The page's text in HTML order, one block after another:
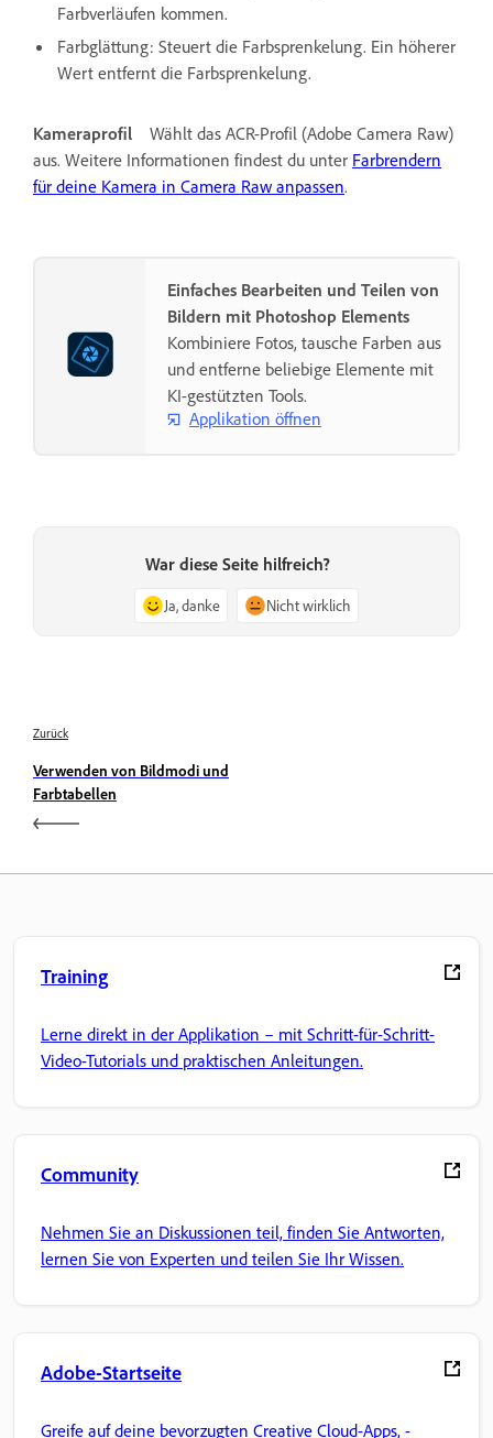
Farbverläufen kommen.
Farbglättung: Steuert die Farbsprenkelung. Ein höherer
Wert entfernt die Farbsprenkelung.
Kameraprofil
Wählt das ACR-Profil (Adobe Camera Raw)
aus. Weitere Informationen findest du unter Farbrendern
für deine Kamera in Camera Raw anpassen.
Einfaches Bearbeiten und Teilen von
Bildern mit Photoshop Elements
Kombiniere Fotos, tausche Farben aus
und entferne beliebige Elemente mit
KI-gestützten Tools.
Applikation öffnen
War diese Seite hilfreich?
Ja, danke Nicht wirklich
Zurück
Verwenden von Bildmodi und
Farbtabellen
Training
Lerne direkt in der Applikation – mit Schritt-für-Schritt-
Video-Tutorials und praktischen Anleitungen.
Community
Nehmen Sie an Diskussionen teil, finden Sie Antworten,
lernen Sie von Experten und teilen Sie Ihr Wissen.
Adobe-Startseite
Greife auf deine bevorzugten Creative Cloud-Apps, -